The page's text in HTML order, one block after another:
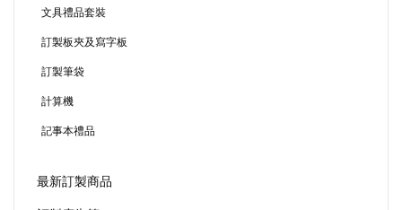
文具禮品套裝
訂製板夾及寫字板
訂製筆袋
計算機
記事本禮品
最新訂製商品